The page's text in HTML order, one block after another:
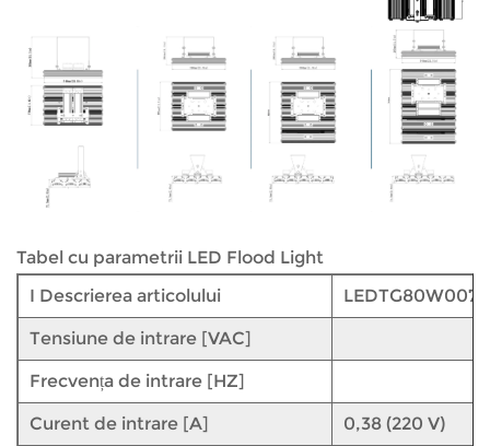
Tabel cu parametrii LED Flood Light
I Descrierea articolului
LEDTG80W007
Tensiune de intrare [VAC]
Frecvența de intrare [HZ]
Curent de intrare [A] 0,38 (220 V)